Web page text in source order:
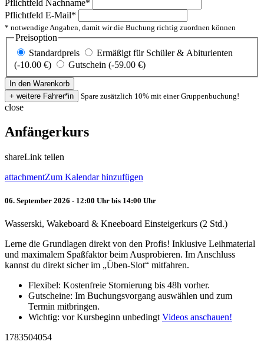
Pflichtfeld Nachname*
Pflichtfeld E-Mail*
* notwendige Angaben, damit wir die Buchung richtig zuordnen können
Preisoption
Standardpreis
Ermäßigt für Schüler & Abiturienten
(-10.00 €)
Gutschein (-59.00 €)
Spare zusätzlich 10% mit einer Gruppenbuchung!
close
Anfängerkurs
shareLink teilen
attachmentZum Kalendar hinzufügen
06. September 2026 - 12:00 Uhr bis 14:00 Uhr
Wasserski, Wakeboard & Kneeboard Einsteigerkurs (2 Std.)
Lerne die Grundlagen direkt von den Profis! Inklusive Leihmaterial
und maximalem Spaßfaktor beim Ausprobieren. Im Anschluss
kannst du direkt sicher im „Üben-Slot“ mitfahren.
Flexibel: Kostenfreie Stornierung bis 48h vorher.
Gutscheine: Im Buchungsvorgang auswählen und zum
Termin mitbringen.
Wichtig: vor Kursbeginn unbedingt Videos anschauen!
1783504054